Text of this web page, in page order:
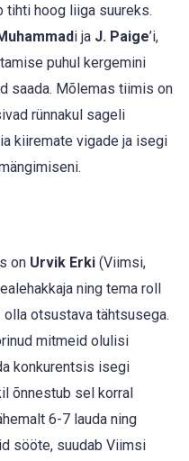
tihti hoog liiga suureks.
i ja J. Paige’i,
puhul kergemini
saada. Mõlemas tiimis on
rünnakul sageli
kiiremate vigade ja isegi
on Urvik Erki (Viimsi,
ning tema roll
otsustava tähtsusega.
mitmeid olulisi
konkurentsis isegi
õnnestub sel korral
6-7 lauda ning
sööte, suudab Viimsi